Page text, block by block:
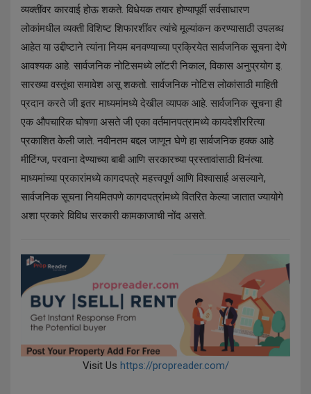
व्यक्तींवर कारवाई होऊ शकते. विधेयक तयार होण्यापूर्वी सर्वसाधारण
लोकांमधील व्यक्ती विशिष्ट शिफारशींवर त्यांचे मूल्यांकन करण्यासाठी उपलब्ध
आहेत या उद्दीष्टाने त्यांना नियम बनवण्याच्या प्रक्रियेत सार्वजनिक सूचना देणे
आवश्यक आहे. सार्वजनिक नोटिसमध्ये लॉटरी निकाल, विकास अनुप्रयोग इ.
सारख्या वस्तूंचा समावेश असू शकतो. सार्वजनिक नोटिस लोकांसाठी माहिती
प्रदान करते जी इतर माध्यमांमध्ये देखील व्यापक आहे. सार्वजनिक सूचना ही
एक औपचारिक घोषणा असते जी एका वर्तमानपत्रामध्ये कायदेशीररित्या
प्रकाशित केली जाते. नवीनतम बद्दल जाणून घेणे हा सार्वजनिक हक्क आहे
मीटिंग्ज, परवाना देण्याच्या बाबी आणि सरकारच्या प्रस्तावांसाठी विनंत्या.
माध्यमांच्या प्रकारांमध्ये कागदपत्रे महत्त्वपूर्ण आणि विश्वासार्ह असल्याने,
सार्वजनिक सूचना नियमितपणे कागदपत्रांमध्ये वितरित केल्या जातात ज्यायोगे
अशा प्रकारे विविध सरकारी कामकाजाची नोंद असते.
Visit Us https://propreader.com/